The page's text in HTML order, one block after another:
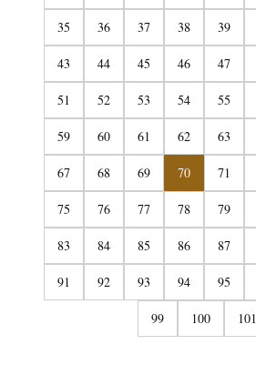
35 36 37 38 39
43 44 45 46 47
51 52 53 54 55
59 60 61 62 63
67 68 69 70 71
75 76 77 78 79
83 84 85 86 87
91 92 93 94 95
99 100 101